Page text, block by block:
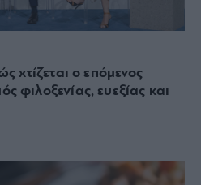
χτίζεται ο επόμενος
φιλοξενίας, ευεξίας και